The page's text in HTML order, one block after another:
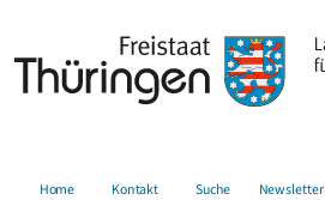
Home Kontakt Suche Newsletter